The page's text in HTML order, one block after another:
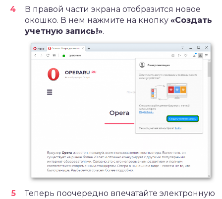
В правой части экрана отобразится новое
окошко. В нем нажмите на кнопку «Создать
учетную запись!».
Теперь поочередно впечатайте электронную